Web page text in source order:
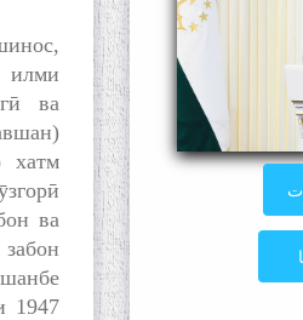
ва
хатм
ва
1947